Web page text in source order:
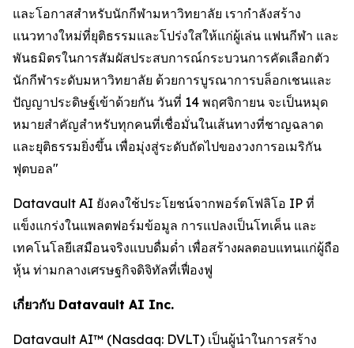
และโอกาสสำหรับนักกีฬามหาวิทยาลัย เรากำลังสร้าง
แนวทางใหม่ที่ยุติธรรมและโปร่งใสให้แก่ผู้เล่น แฟนกีฬา และ
พันธมิตรในการสัมผัสประสบการณ์กระบวนการคัดเลือกตัว
นักกีฬาระดับมหาวิทยาลัย ด้วยการบูรณาการบล็อกเชนและ
ปัญญาประดิษฐ์เข้าด้วยกัน วันที่ 14 พฤศจิกายน จะเป็นหมุด
หมายสำคัญสำหรับทุกคนที่เชื่อมั่นในเส้นทางที่ชาญฉลาด
และยุติธรรมยิ่งขึ้น เพื่อมุ่งสู่ระดับถัดไปของวงการอเมริกัน
ฟุตบอล"
Datavault AI ยังคงใช้ประโยชน์จากพอร์ตโฟลิโอ IP ที่
แข็งแกร่งในแพลตฟอร์มข้อมูล การแปลงเป็นโทเค็น และ
เทคโนโลยีเสมือนจริงแบบดื่มด่ำ เพื่อสร้างผลตอบแทนแก่ผู้ถือ
หุ้น ท่ามกลางเศรษฐกิจดิจิทัลที่เฟื่องฟู
เกี่ยวกับ Datavault AI Inc.
Datavault AI™ (Nasdaq: DVLT) เป็นผู้นำในการสร้าง